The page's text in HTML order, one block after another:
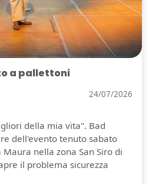
a pallettoni
24/07/2026
della mia vita". Bad
dell'evento tenuto sabato
nella zona San Siro di
il problema sicurezza